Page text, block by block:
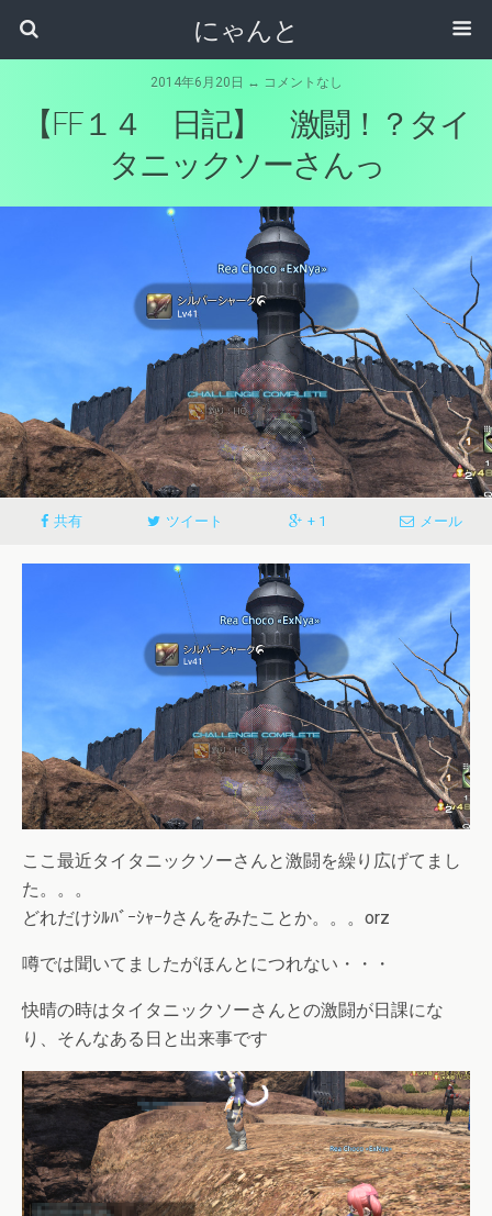
にゃんと
2014年6月20日 ↔ コメントなし
【FF１４ 日記】 激闘！？タイ
タニックソーさんっ
共有 ツイート + 1 メール
ここ最近タイタニックソーさんと激闘を繰り広げてまし
た。。。
どれだけｼﾙﾊﾞｰｼｬｰｸさんをみたことか。。。orz
噂では聞いてましたがほんとにつれない・・・
快晴の時はタイタニックソーさんとの激闘が日課にな
り、そんなある日と出来事です